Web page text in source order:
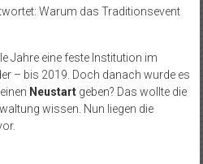
Warum das Traditionsevent
Jahre eine feste Institution im
– bis 2019. Doch danach wurde es
Neustartgeben? Das wollte die
wissen. Nun liegen die